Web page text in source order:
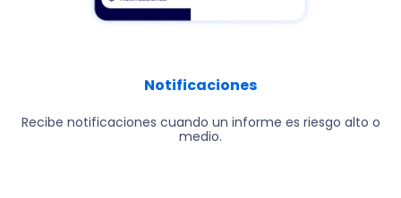
Notificaciones
Recibe notificaciones cuando un informe es riesgo alto o
medio.